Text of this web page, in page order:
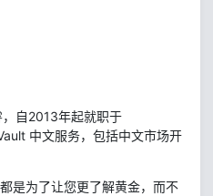
自2013年起就职于
中文服务，包括中文市场开
是为了让您更了解黄金，而不